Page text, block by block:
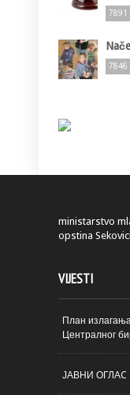
7891
7846
ministarstvo
opstina Sekovici
VIJESTI
План
Централног
ЈАВНИ ОГЛАC